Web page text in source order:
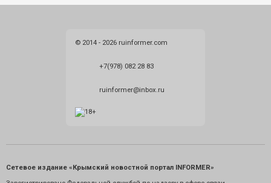
© 2014 - 2026 ruinformer.com
+7(978) 082 28 83
ruinformer@inbox.ru
Сетевое издание «Крымский новостной портал INFORMER»